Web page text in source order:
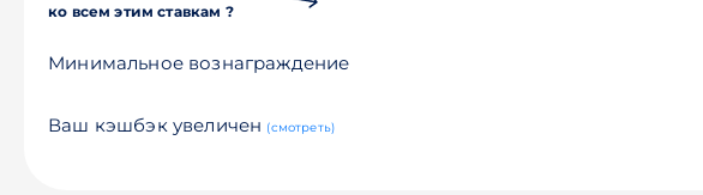
ко всем этим ставкам ?
Минимальное вознаграждение
Ваш кэшбэк увеличен (смотреть)